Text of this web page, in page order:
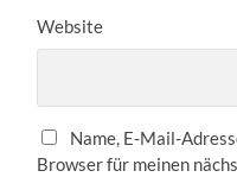
Website
Name, E-Mail-
Browser für meinen